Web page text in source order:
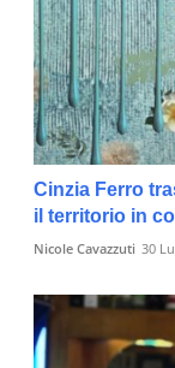
Cinzia Ferro
il territorio in
Nicole Cavazzuti 30